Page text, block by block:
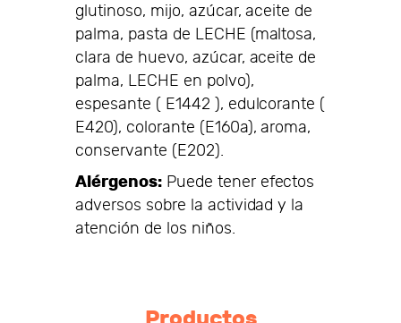
glutinoso, mijo, azúcar, aceite de
palma, pasta de LECHE (maltosa,
clara de huevo, azúcar, aceite de
palma, LECHE en polvo),
espesante ( E1442 ), edulcorante (
E420), colorante (E160a), aroma,
conservante (E202).
Alérgenos:Puede tener efectos
adversos sobre la actividad y la
atención de los niños.